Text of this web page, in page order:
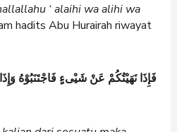
‘alaihi wa alihi wa
hadits Abu Hurairah riwayat
فَإِذَا نَهَيْتُكُمْ عَنْ شَيْىءٍ فَاجْتَنَبُوْهُ